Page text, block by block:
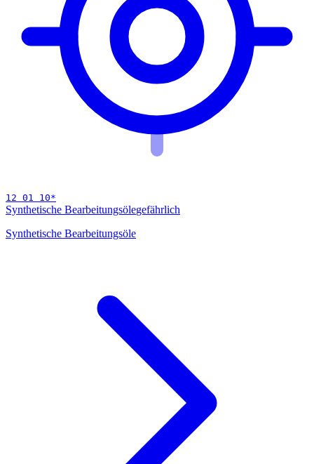
12 01 10*
Synthetische Bearbeitungsölegefährlich
Synthetische Bearbeitungsöle